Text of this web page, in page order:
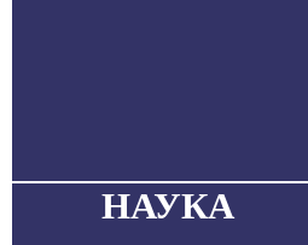
НАУКА